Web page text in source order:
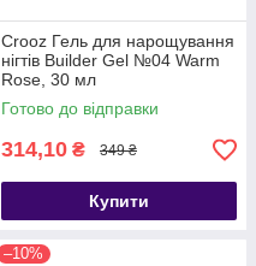
Crooz Гель для нарощування
нігтів Builder Gel №04 Warm
Rose, 30 мл
Готово до відправки
314,10 ₴ 349 ₴
Купити
–10%